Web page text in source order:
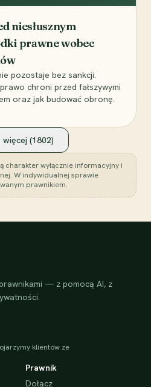
niesłusznym
prawne wobec
pozostaje bez sankcji.
chroni przed fałszywymi
oraz jak budować obronę.
więcej (1802)
charakter wyłącznie informacyjny i
W indywidualnej sprawie
prawnikiem.
— z pomocą AI, z
klientów ze
Prawnik
Dołącz